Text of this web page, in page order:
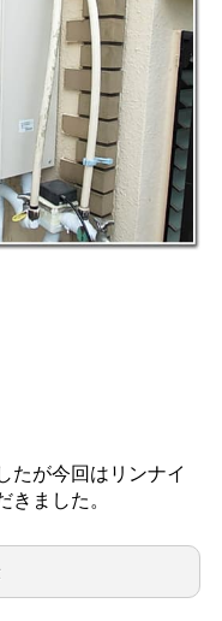
たが今回はリンナイ
ました。